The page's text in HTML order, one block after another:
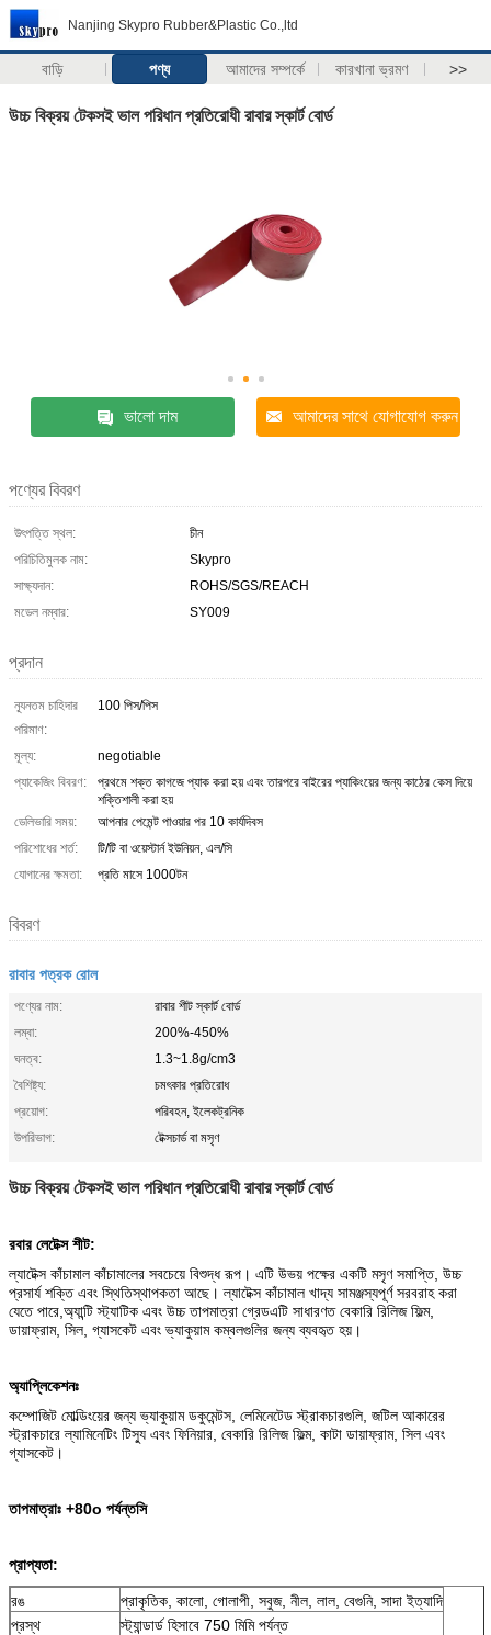
Nanjing Skypro Rubber&Plastic Co.,ltd
বাড়ি পণ্য আমাদের সম্পর্কে কারখানা ভ্রমণ >>
উচ্চ বিক্রয় টেকসই ভাল পরিধান প্রতিরোধী রাবার স্কার্ট বোর্ড
ভালো দাম আমাদের সাথে যোগাযোগ করুন
পণ্যের বিবরণ
উৎপত্তি স্থল:
চীন
পরিচিতিমুলক নাম:
Skypro
সাক্ষ্যদান:
ROHS/SGS/REACH
মডেল নম্বার:
SY009
প্রদান
ন্যূনতম চাহিদার
পরিমাণ:
100 পিস/পিস
মূল্য:
negotiable
প্যাকেজিং বিবরণ:
প্রথমে শক্ত কাগজে প্যাক করা হয় এবং তারপরে বাইরের প্যাকিংয়ের জন্য কাঠের কেস দিয়ে
শক্তিশালী করা হয়
ডেলিভারি সময়:
আপনার পেমেন্ট পাওয়ার পর 10 কার্যদিবস
পরিশোধের শর্ত:
টি/টি বা ওয়েস্টার্ন ইউনিয়ন, এল/সি
যোগানের ক্ষমতা:
প্রতি মাসে 1000টন
বিবরণ
রাবার পত্রক রোল
পণ্যের নাম:
রাবার শীট স্কার্ট বোর্ড
লম্বা:
200%-450%
ঘনত্ব:
1.3~1.8g/cm3
বৈশিষ্ট্য:
চমৎকার প্রতিরোধ
প্রয়োগ:
পরিবহন, ইলেকট্রনিক
উপরিভাগ:
টেক্সচার্ড বা মসৃণ
উচ্চ বিক্রয় টেকসই ভাল পরিধান প্রতিরোধী রাবার স্কার্ট বোর্ড
রবার লেটেক্স শীট:
ল্যাটেক্স কাঁচামাল কাঁচামালের সবচেয়ে বিশুদ্ধ রূপ। এটি উভয় পক্ষের একটি মসৃণ সমাপ্তি, উচ্চ
প্রসার্য শক্তি এবং স্থিতিস্থাপকতা আছে। ল্যাটেক্স কাঁচামাল খাদ্য সামঞ্জস্যপূর্ণ সরবরাহ করা
যেতে পারে,অ্যান্টি স্ট্যাটিক এবং উচ্চ তাপমাত্রা গ্রেডএটি সাধারণত বেকারি রিলিজ ফিল্ম,
ডায়াফ্রাম, সিল, গ্যাসকেট এবং ভ্যাকুয়াম কম্বলগুলির জন্য ব্যবহৃত হয়।
অ্যাপ্লিকেশনঃ
কম্পোজিট মোল্ডিংয়ের জন্য ভ্যাকুয়াম ডকুমেন্টস, লেমিনেটেড স্ট্রাকচারগুলি, জটিল আকারের
স্ট্রাকচারে ল্যামিনেটিং টিস্যু এবং ফিনিয়ার, বেকারি রিলিজ ফিল্ম, কাটা ডায়াফ্রাম, সিল এবং
গ্যাসকেট।
তাপমাত্রাঃ +80o পর্যন্তসি
প্রাপ্যতা:
রঙ
প্রাকৃতিক, কালো, গোলাপী, সবুজ, নীল, লাল, বেগুনি, সাদা ইত্যাদি
প্রস্থ
স্ট্যান্ডার্ড হিসাবে 750 মিমি পর্যন্ত